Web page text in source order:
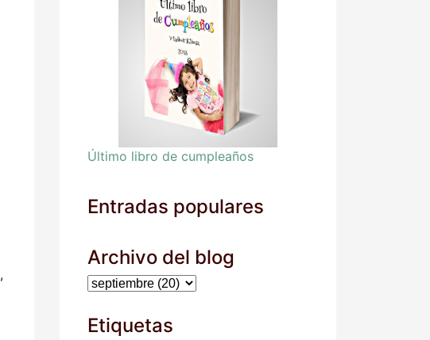
,
Último libro de cumpleaños
Entradas populares
Archivo del blog
Etiquetas